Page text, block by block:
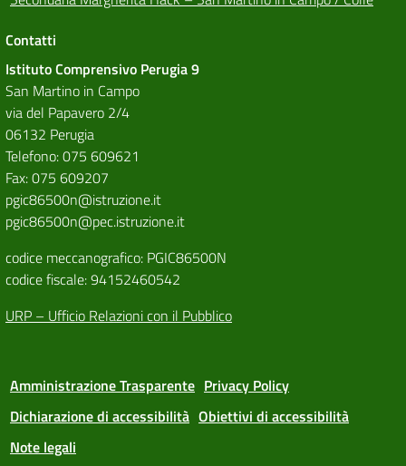
Contatti
Istituto Comprensivo Perugia 9
San Martino in Campo
via del Papavero 2/4
06132 Perugia
Telefono: 075 609621
Fax: 075 609207
pgic86500n@istruzione.it
pgic86500n@pec.istruzione.it
codice meccanografico: PGIC86500N
codice fiscale: 94152460542
URP – Ufficio Relazioni con il Pubblico
Amministrazione Trasparente Privacy Policy
Dichiarazione di accessibilità Obiettivi di accessibilità
Note legali